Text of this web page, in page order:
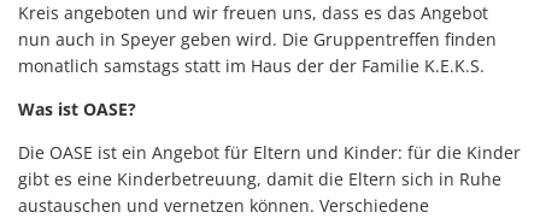
Kreis angeboten und wir freuen uns, dass es das Angebot
nun auch in Speyer geben wird. Die Gruppentreffen finden
monatlich samstags statt im Haus der der Familie K.E.K.S.
Was ist OASE?
Die OASE ist ein Angebot für Eltern und Kinder: für die Kinder
gibt es eine Kinderbetreuung, damit die Eltern sich in Ruhe
austauschen und vernetzen können. Verschiedene